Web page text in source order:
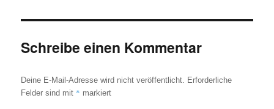
Schreibe einen Kommentar
Deine E-Mail-Adresse wird nicht veröffentlicht.
Erforderliche
Felder sind mit * markiert